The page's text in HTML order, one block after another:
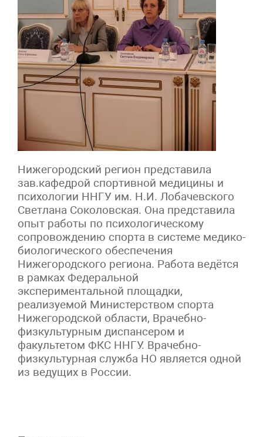
Нижегородский регион представила
зав.кафедрой спортивной медицины и
психологии ННГУ им. Н.И. Лобачевского
Светлана Соколовская. Она представила
опыт работы по психологическому
сопровождению спорта в системе медико-
биологического обеспечения
Нижегородского региона. Работа ведётся
в рамках Федеральной
экспериментальной площадки,
реализуемой Министерством спорта
Нижегородской области, Врачебно-
физкультурным диспансером и
факультетом ФКС ННГУ. Врачебно-
физкультурная служба НО является одной
из ведущих в России.